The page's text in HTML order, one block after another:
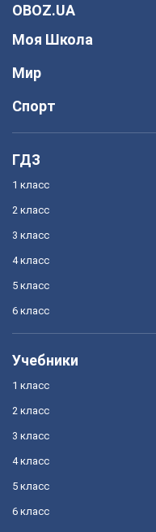
OBOZ.UA
Моя Школа
Мир
Спорт
ГДЗ
1 класс
2 класс
3 класс
4 класс
5 класс
6 класс
Учебники
1 класс
2 класс
3 класс
4 класс
5 класс
6 класс